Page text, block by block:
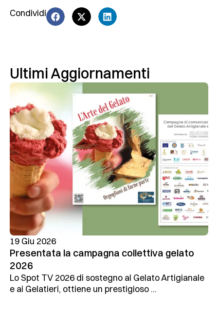
Condividi
Ultimi Aggiornamenti
19 Giu 2026
Presentata la campagna collettiva gelato
2026
Lo Spot TV 2026 di sostegno al Gelato Artigianale
e ai Gelatieri, ottiene un prestigioso ...